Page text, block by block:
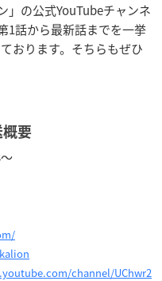
」の公式YouTubeチャンネ
1話から最新話までを一挙
おります。そちらもぜひ
概要
channel/UChwr2